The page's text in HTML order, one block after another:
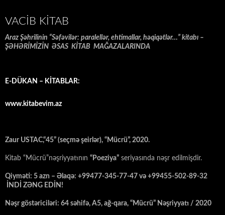
VACIB KITAB
Araz Şəhrilinin “Səfəvilər: paralellər, ehtimallar, həqiqətlər…” kitabı –
ŞƏHƏRİMİZİN ƏSAS KİTAB MAĞAZALARINDA
E-DÜKAN – KİTABLAR:
www.kitabevim.az
Zaur USTAC,“45” (seçmə şeirlər), “Mücrü”, 2020.
Kitab “Mücrü”nəşriyyatının “Poeziya” seriyasında nəşr edilmişdir.
Qiyməti: 5 azn – Əlaqə: +99477-345-77-47 və +99455-502-89-32
İNDİ ZƏNG EDİN!
Nəşr göstəriciləri: 64 səhifə, A5, ağ-qara, “Mücrü” Nəşriyyatı / 2020